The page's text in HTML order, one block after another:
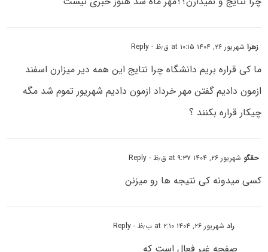
زهراشهریور ۲۶, ۱۴۰۴ at ۱۰:۱۵ ق٫ظ - Reply
ما کی قراره بریم دانشگاه چرا نتایج این همه دیر میزارن اسفند
ازمون دادیم گفتن مهر خرداد ازمون دادیم شهریور تموم شد مگه
چیکار قراره بکنند ؟
حقگو شهریور ۲۶, ۱۴۰۴ at ۹:۳۷ ق٫ظ - Reply
کسی میدونه کی نتیجه ها رو میزنن
رادشهریور ۲۶, ۱۴۰۴ at ۲:۱۰ ب٫ظ - Reply
صفحه غیر فعال است که